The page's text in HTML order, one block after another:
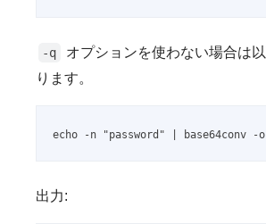
-q
オプションを使わない場合は
ります。
echo -n "password" | base64conv -
出力: